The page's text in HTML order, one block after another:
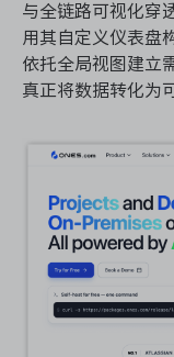
与全链路可视化穿
用其自定义仪表盘
依托全局视图建立
真正将数据转化为